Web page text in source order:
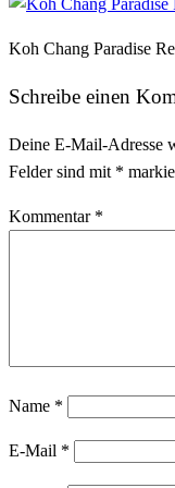
Koh Chang Paradise
Schreibe einen
Deine E-Mail-Adresse
Felder sind mit *
Kommentar *
Name *
E-Mail *